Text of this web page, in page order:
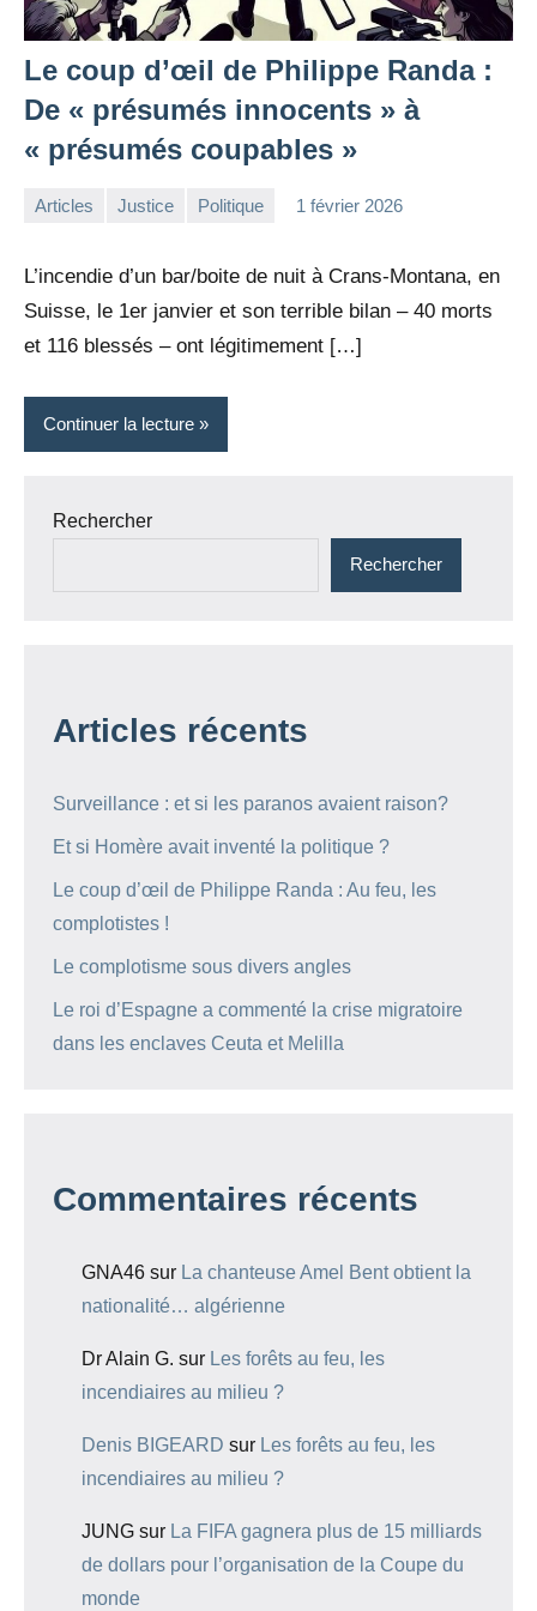
Le coup d’œil de Philippe Randa :
De « présumés innocents » à
« présumés coupables »
Articles Justice Politique 1 février 2026
L’incendie d’un bar/boite de nuit à Crans-Montana, en
Suisse, le 1er janvier et son terrible bilan – 40 morts
et 116 blessés – ont légitimement […]
Continuer la lecture
Rechercher
Rechercher
Articles récents
Surveillance : et si les paranos avaient raison?
Et si Homère avait inventé la politique ?
Le coup d’œil de Philippe Randa : Au feu, les
complotistes !
Le complotisme sous divers angles
Le roi d’Espagne a commenté la crise migratoire
dans les enclaves Ceuta et Melilla
Commentaires récents
GNA46 sur La chanteuse Amel Bent obtient la
nationalité… algérienne
Dr Alain G. sur Les forêts au feu, les
incendiaires au milieu ?
Denis BIGEARD sur Les forêts au feu, les
incendiaires au milieu ?
JUNG sur La FIFA gagnera plus de 15 milliards
de dollars pour l’organisation de la Coupe du
monde